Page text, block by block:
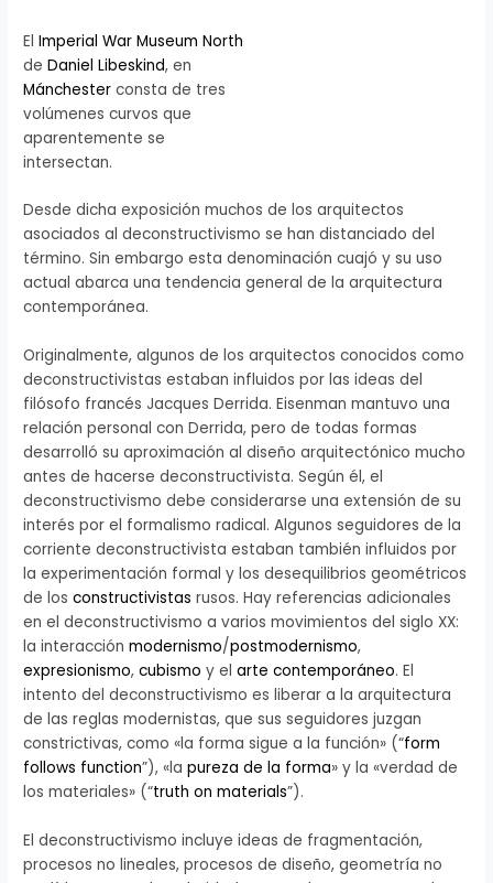
ElImperial War Museum North
deDaniel Libeskind, en
Mánchester consta de tres
volúmenes curvos que
aparentemente se
intersectan.
Desde dicha exposición muchos de los arquitectos
asociados al deconstructivismo se han distanciado del
término. Sin embargo esta denominación cuajó y su uso
actual abarca una tendencia general de la arquitectura
contemporánea.
Originalmente, algunos de los arquitectos conocidos como
deconstructivistas estaban influidos por las ideas del
filósofo francés Jacques Derrida. Eisenman mantuvo una
relación personal con Derrida, pero de todas formas
desarrolló su aproximación al diseño arquitectónico mucho
antes de hacerse deconstructivista. Según él, el
deconstructivismo debe considerarse una extensión de su
interés por el formalismo radical. Algunos seguidores de la
corriente deconstructivista estaban también influidos por
la experimentación formal y los desequilibrios geométricos
de losconstructivistas rusos. Hay referencias adicionales
en el deconstructivismo a varios movimientos del siglo XX:
la interacciónmodernismo/postmodernismo,
expresionismo,cubismo y elarte contemporáneo. El
intento del deconstructivismo es liberar a la arquitectura
de las reglas modernistas, que sus seguidores juzgan
constrictivas, como «la forma sigue a la función» (“form
follows function”), «lapureza de la forma» y la «verdad de
los materiales» (“truth on materials”).
El deconstructivismo incluye ideas de fragmentación,
procesos no lineales, procesos de diseño, geometría no